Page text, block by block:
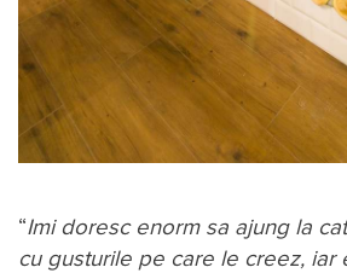
“Imi doresc enorm sa ajung la
cu gusturile pe care le creez, iar